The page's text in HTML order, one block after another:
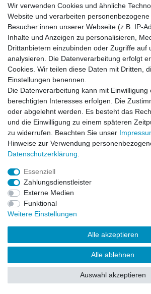
Filter
Zahlung und Versand
Impressum
Barrierefreiheitserklärung
Vertrag widerrufen
© Copyright 2026 | Alle Rechte
Wir verwenden Cookies und ähnliche
Website und verarbeiten personenbezogene
Besucher:innen unserer Webseite (z.B. IP-
Inhalte und Anzeigen zu personalisieren,
Drittanbietern einzubinden oder Zugriffe auf
analysieren. Die Datenverarbeitung erfolgt
Cookies. Wir teilen diese Daten mit Dritten,
Einstellungen benennen.
Die Datenverarbeitung kann mit
berechtigten Interesses erfolgen. Die
oder abgelehnt werden. Es besteht das
und die Einwilligung zu einem späteren
zu widerrufen. Beachten Sie unser
Hinweise zur Verwendung
Daten­schutz­erklärung
Essenziell
Zahlungsdienstleister
Externe Medien
Funktional
Weitere Einstellungen
Alle akzeptieren
Alle ablehnen
Auswahl akzeptieren